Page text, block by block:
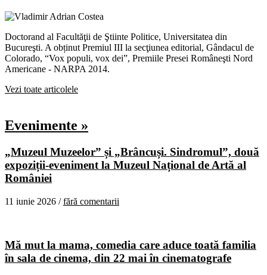
Doctorand al Facultăţii de Ştiinte Politice, Universitatea din
Bucureşti. A obținut Premiul III la secţiunea editorial, Gândacul de
Colorado, “Vox populi, vox dei”, Premiile Presei Româneşti Nord
Americane - NARPA 2014.
Vezi toate articolele
Evenimente »
„Muzeul Muzeelor” și „Brâncuși. Sindromul”, două
expoziții-eveniment la Muzeul Național de Artă al
României
11 iunie 2026 /fără comentarii
Mă mut la mama, comedia care aduce toată familia
în sala de cinema, din 22 mai în cinematografe